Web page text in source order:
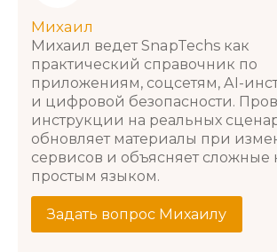
Михаил
Михаил ведет SnapTechs как
практический справочник по
приложениям, соцсетям, AI-
и цифровой безопасности.
инструкции на реальных
обновляет материалы при
сервисов и объясняет сложные
простым языком.
Задать вопрос Михаилу